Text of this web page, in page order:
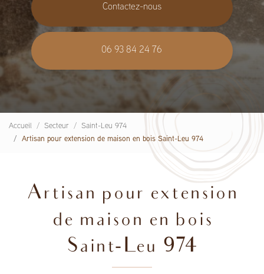
Contactez-nous
06 93 84 24 76
Accueil Secteur
Saint-Leu 974
Artisan pour extension de maison en bois Saint-Leu 974
Artisan pour extension
de maison en bois
Saint-Leu 974